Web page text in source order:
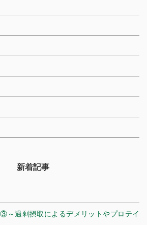
新着記事
～過剰摂取によるデメリットやプロテイ